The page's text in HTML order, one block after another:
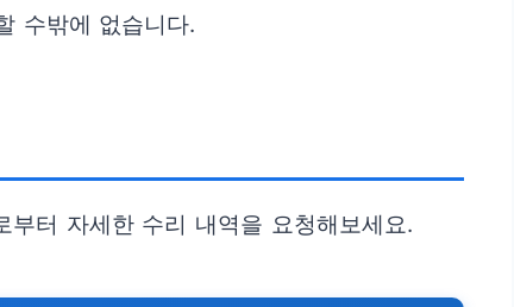
수밖에 없습니다.
터 자세한 수리 내역을 요청해보세요.